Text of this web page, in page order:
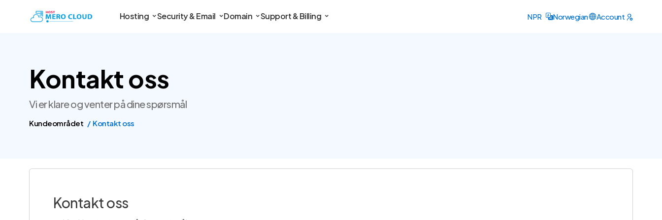
Hosting Security & Email Domain Support & Billing NPR Norwegian Account
Kontakt oss
Vi er klare og venter på dine spørsmål
Kundeområdet Kontakt oss
Kontakt oss